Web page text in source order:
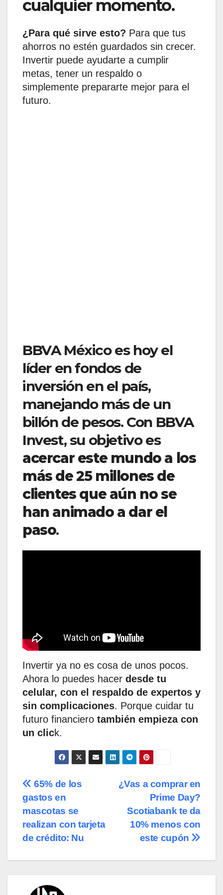
cualquier momento.
¿Para qué sirve esto? Para que tus
ahorros no estén guardados sin crecer.
Invertir puede ayudarte a cumplir
metas, tener un respaldo o
simplemente prepararte mejor para el
futuro.
BBVA México es hoy el
líder en fondos de
inversión en el país,
manejando más de un
billón de pesos. Con BBVA
Invest, su objetivo es
acercar este mundo a los
más de 25 millones de
clientes que aún no se
han animado a dar el
paso.
Invertir ya no es cosa de unos pocos.
Ahora lo puedes hacer desde tu
celular, con el respaldo de expertos y
sin complicaciones. Porque cuidar tu
futuro financiero también empieza con
un click.
Navegación
de
entradas
¿Vas a comprar en
Prime Day?
Scotiabank te da
10% menos con
este cupón
65% de los
gastos en
mascotas se
realizan con tarjeta
de crédito: Nu